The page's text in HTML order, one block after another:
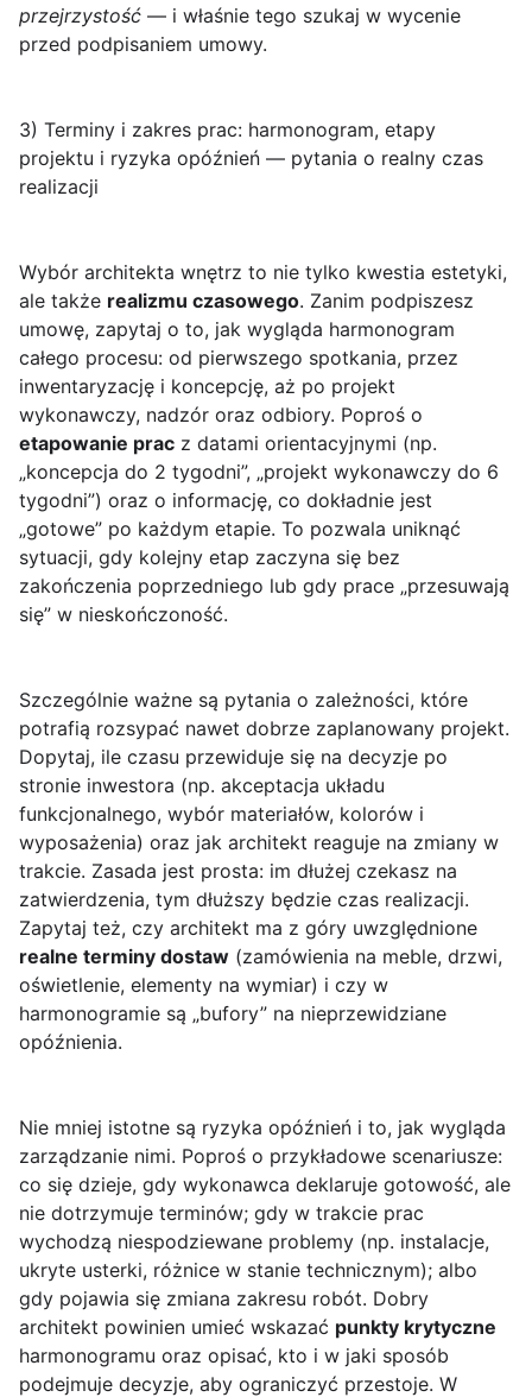
przejrzystość — i właśnie tego szukaj w wycenie
przed podpisaniem umowy.
3) Terminy i zakres prac: harmonogram, etapy
projektu i ryzyka opóźnień — pytania o realny czas
realizacji
Wybór architekta wnętrz to nie tylko kwestia estetyki,
ale także realizmu czasowego. Zanim podpiszesz
umowę, zapytaj o to, jak wygląda harmonogram
całego procesu: od pierwszego spotkania, przez
inwentaryzację i koncepcję, aż po projekt
wykonawczy, nadzór oraz odbiory. Poproś o
etapowanie prac z datami orientacyjnymi (np.
„koncepcja do 2 tygodni”, „projekt wykonawczy do 6
tygodni”) oraz o informację, co dokładnie jest
„gotowe” po każdym etapie. To pozwala uniknąć
sytuacji, gdy kolejny etap zaczyna się bez
zakończenia poprzedniego lub gdy prace „przesuwają
się” w nieskończoność.
Szczególnie ważne są pytania o zależności, które
potrafią rozsypać nawet dobrze zaplanowany projekt.
Dopytaj, ile czasu przewiduje się na decyzje po
stronie inwestora (np. akceptacja układu
funkcjonalnego, wybór materiałów, kolorów i
wyposażenia) oraz jak architekt reaguje na zmiany w
trakcie. Zasada jest prosta: im dłużej czekasz na
zatwierdzenia, tym dłuższy będzie czas realizacji.
Zapytaj też, czy architekt ma z góry uwzględnione
realne terminy dostaw (zamówienia na meble, drzwi,
oświetlenie, elementy na wymiar) i czy w
harmonogramie są „bufory” na nieprzewidziane
opóźnienia.
Nie mniej istotne są ryzyka opóźnień i to, jak wygląda
zarządzanie nimi. Poproś o przykładowe scenariusze:
co się dzieje, gdy wykonawca deklaruje gotowość, ale
nie dotrzymuje terminów; gdy w trakcie prac
wychodzą niespodziewane problemy (np. instalacje,
ukryte usterki, różnice w stanie technicznym); albo
gdy pojawia się zmiana zakresu robót. Dobry
architekt powinien umieć wskazać punkty krytyczne
harmonogramu oraz opisać, kto i w jaki sposób
podejmuje decyzje, aby ograniczyć przestoje. W